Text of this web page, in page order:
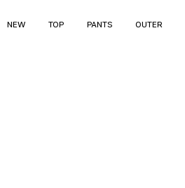
NEW TOP PANTS OUTER